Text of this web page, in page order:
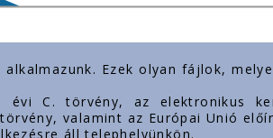
links Our
alkalmazunk. Ezek olyan fájlok,
C. törvény, az elektronikus
valamint az Európai Unió
áll telephelyünkön.